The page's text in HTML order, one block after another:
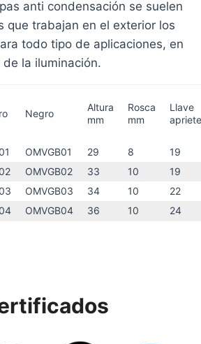
anti condensación se suelen
que trabajan en el exterior los
todo tipo de aplicaciones, en
la iluminación.
Negro
Altura
mm
Rosca
mm
Llave
apriete
OMVGB01 29 8
19
OMVGB02 33 10
19
OMVGB03 34 10
22
OMVGB04 36 10 24